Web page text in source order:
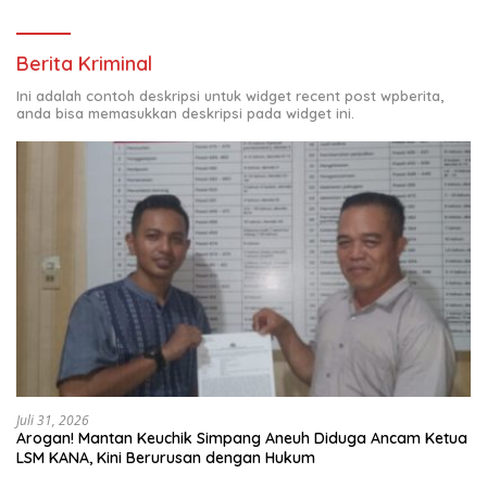
Berita Kriminal
Ini adalah contoh deskripsi untuk widget recent post wpberita,
anda bisa memasukkan deskripsi pada widget ini.
Juli 31, 2026
Arogan! Mantan Keuchik Simpang Aneuh Diduga Ancam Ketua
LSM KANA, Kini Berurusan dengan Hukum